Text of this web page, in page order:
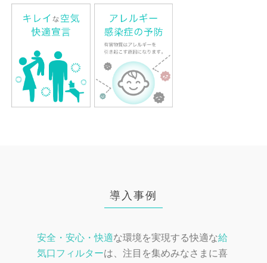
導入事例
安全・安心・快適な環境を実現する快適な給
気口フィルターは、注目を集めみなさまに喜